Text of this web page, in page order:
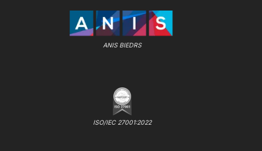
ANIS BIEDRS
ISO/IEC 27001:2022